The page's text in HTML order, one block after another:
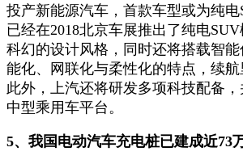
投产新能源汽车，首款车型或为纯
已经在2018北京车展推出了纯电
科幻的设计风格，同时还将搭载智
能化、网联化与柔性化的特点，续航
此外，上汽还将研发多项科技配备
中型乘用车平台。
5、我国电动汽车充电桩已建成近73